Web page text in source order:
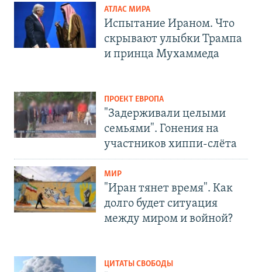
АТЛАС МИРА
Испытание Ираном. Что
скрывают улыбки Трампа
и принца Мухаммеда
ПРОЕКТ ЕВРОПА
"Задерживали целыми
семьями". Гонения на
участников хиппи-слёта
МИР
"Иран тянет время". Как
долго будет ситуация
между миром и войной?
ЦИТАТЫ СВОБОДЫ